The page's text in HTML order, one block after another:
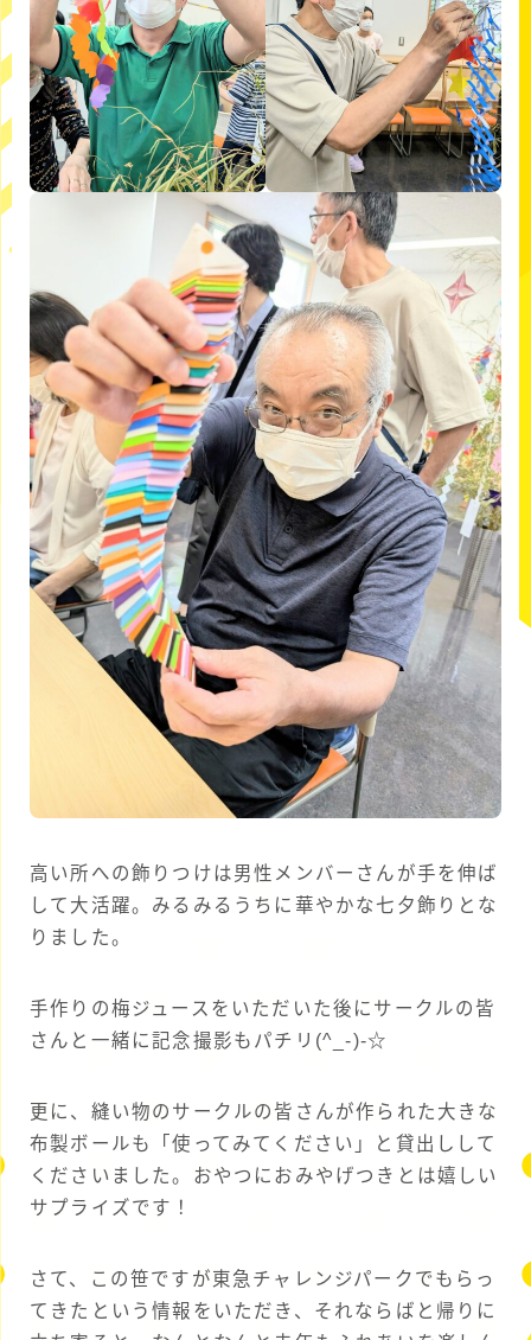
高い所への飾りつけは男性メンバーさんが手を伸ば
して大活躍。みるみるうちに華やかな七夕飾りとな
りました。
手作りの梅ジュースをいただいた後にサークルの皆
さんと一緒に記念撮影もパチリ(^_-)-☆
更に、縫い物のサークルの皆さんが作られた大きな
布製ボールも「使ってみてください」と貸出しして
くださいました。おやつにおみやげつきとは嬉しい
サプライズです！
さて、この笹ですが東急チャレンジパークでもらっ
てきたという情報をいただき、それならばと帰りに